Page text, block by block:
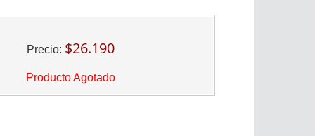
Precio: $26.190
Producto Agotado